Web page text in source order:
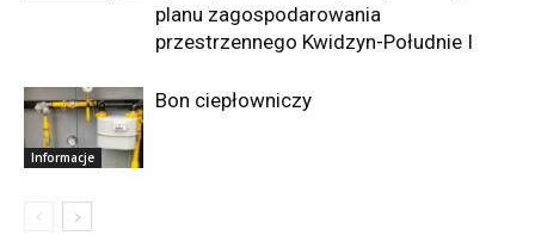
planu zagospodarowania
przestrzennego Kwidzyn-Południe I
Informacje
Bon ciepłowniczy